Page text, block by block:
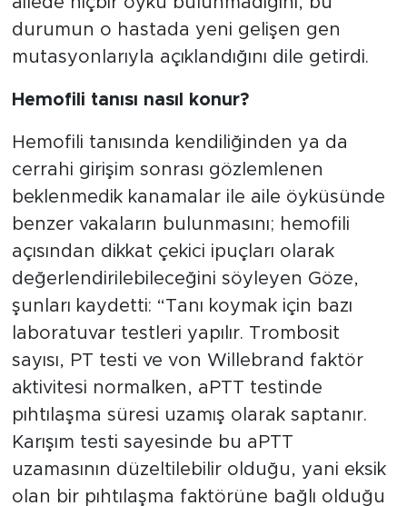
durumun o hastada yeni gelişen gen
mutasyonlarıyla açıklandığını dile getirdi.
Hemofili tanısı nasıl konur?
Hemofili tanısında kendiliğinden ya da
cerrahi girişim sonrası gözlemlenen
beklenmedik kanamalar ile aile öyküsünde
benzer vakaların bulunmasını; hemofili
açısından dikkat çekici ipuçları olarak
değerlendirilebileceğini söyleyen Göze,
şunları kaydetti: “Tanı koymak için bazı
laboratuvar testleri yapılır. Trombosit
sayısı, PT testi ve von Willebrand faktör
aktivitesi normalken, aPTT testinde
pıhtılaşma süresi uzamış olarak saptanır.
Karışım testi sayesinde bu aPTT
uzamasının düzeltilebilir olduğu, yani eksik
olan bir pıhtılaşma faktörüne bağlı olduğu